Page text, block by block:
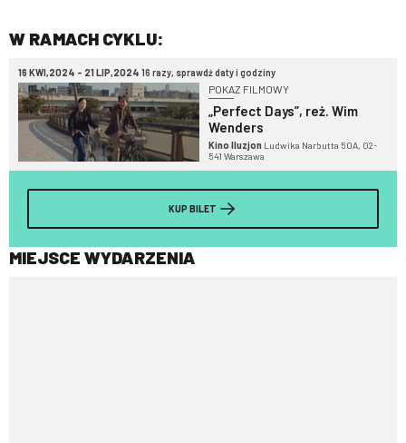
W RAMACH CYKLU:
16 KWI,2024 - 21 LIP,2024 16 razy, sprawdź daty i godziny
POKAZ FILMOWY
„Perfect Days”, reż. Wim
Wenders
Kino Iluzjon Ludwika Narbutta 50A, 02-
541 Warszawa
KUP BILET
MIEJSCE WYDARZENIA